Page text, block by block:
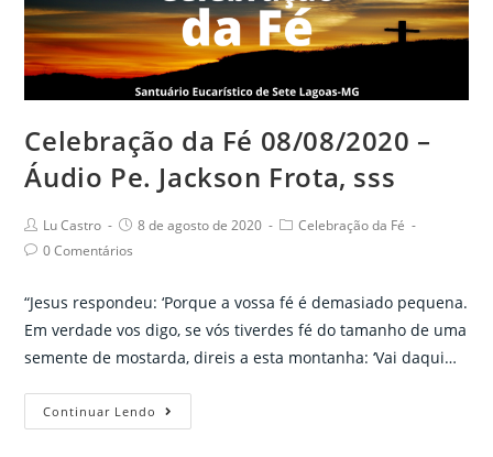
Áudio
Pe.
Jackson
Frota,
Celebração da Fé 08/08/2020 –
Áudio Pe. Jackson Frota, sss
Post
author:
Lu Castro
Post
published:
8 de agosto de 2020
PostCelebração da Fé
Post0 Comentários
“Jesus respondeu: ‘Porque a vossa fé é demasiado pequena.
Em verdade vos digo, se vós tiverdes fé do tamanho de uma
semente de mostarda, direis a esta montanha: ‘Vai daqui…
Continuar Lendo
da